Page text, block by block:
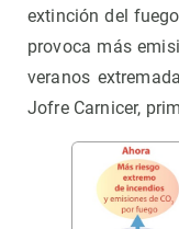
extinción del
provoca más
veranos
Jofre Carnicer,